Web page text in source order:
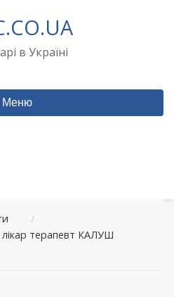
в Україні
Меню
/
терапевт КАЛУШ